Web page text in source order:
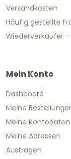
Versandkosten
Häufig gestellte
Wiederverkäufer –
Mein Konto
Dashboard
Meine
Meine Kontodaten
Meine Adressen
Austragen